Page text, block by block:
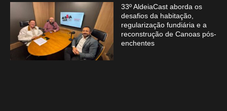
33º AldeiaCast aborda os
desafios da habitação,
regularização fundiária e a
reconstrução de Canoas pós-
enchentes